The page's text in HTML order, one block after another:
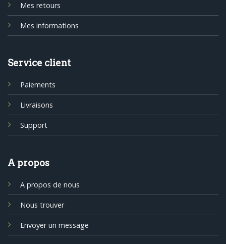
Mes retours
Mes informations
Service client
Paiements
Livraisons
Support
A propos
A propos de nous
Nous trouver
Envoyer un message